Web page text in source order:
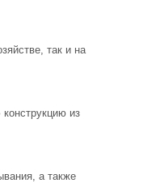
так и на
из
а также